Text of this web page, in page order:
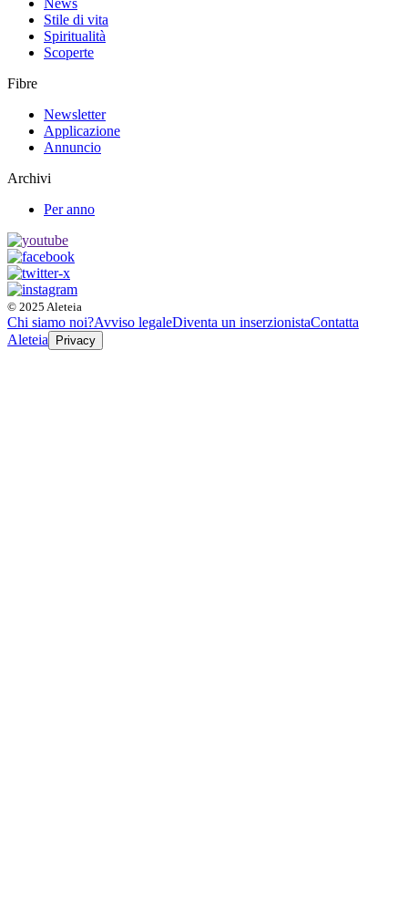
Stile di vita
Spiritualità
Scoperte
Fibre
Newsletter
Applicazione
Annuncio
Archivi
Per anno
© 2025 Aleteia
Chi siamo noi?Avviso legaleDiventa un inserzionistaContatta
Aleteia
Privacy